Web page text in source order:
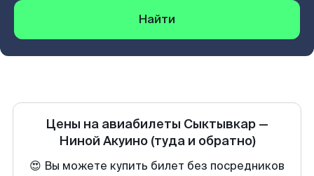
Найти
Цены на авиабилеты Сыктывкар —
Ниной Акуино (туда и обратно)
😍 Вы можете купить билет без посредников